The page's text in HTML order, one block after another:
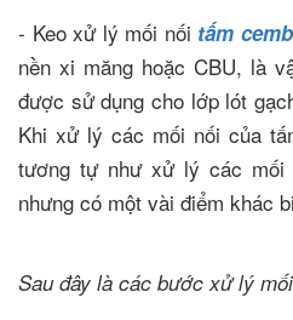
- Keo xử lý mối nối tấm
nền xi măng hoặc CBU, là
được sử dụng cho lớp lót
Khi xử lý các mối nối của
tương tự như xử lý các mối
nhưng có một vài điểm khác
Sau đây là các bước xử lý